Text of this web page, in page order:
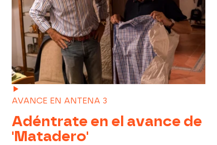
AVANCE EN ANTENA 3
Adéntrate en el avance de
'Matadero'